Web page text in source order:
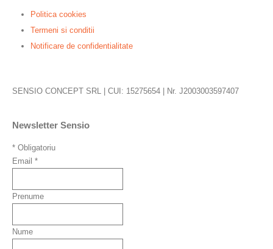
Politica cookies
Termeni si conditii
Notificare de confidentialitate
SENSIO CONCEPT SRL | CUI: 15275654 | Nr. J2003003597407
Newsletter Sensio
* Obligatoriu
Email *
Prenume
Nume